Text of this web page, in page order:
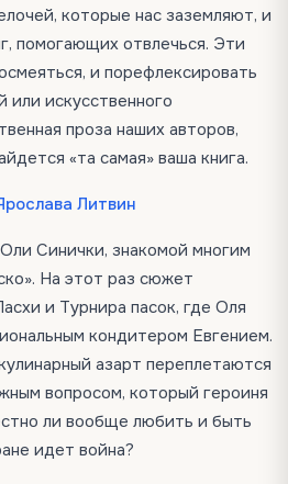
которые нас заземляют, и
помогающих отвлечься. Эти
и порефлексировать
или искусственного
проза наших авторов,
«та самая» ваша книга.
Литвин
Синички, знакомой многим
На этот раз сюжет
и Турнира пасок, где Оля
кондитером Евгением.
азарт переплетаются
вопросом, который героиня
ли вообще любить и быть
идет война?